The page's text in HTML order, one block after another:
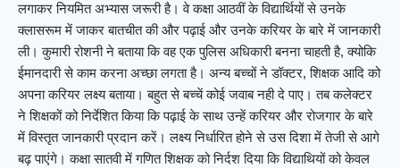
लगाकर नियमित अभ्यास जरूरी है। वे कक्षा आठवीं के विद्यार्थियों से उनके
क्लासरूम में जाकर बातचीत की और पढ़ाई और उनके करियर के बारे में जानकारी
ली। कुमारी रोशनी ने बताया कि वह एक पुलिस अधिकारी बनना चाहती है, क्योकि
ईमानदारी से काम करना अच्छा लगता है। अन्य बच्चों ने डॉक्टर, शिक्षक आदि को
अपना करियर लक्ष्य बताया। बहुत से बच्चें कोई जवाब नही दे पाए। तब कलेक्टर
ने शिक्षकों को निर्देशित किया कि पढ़ाई के साथ उन्हें करियर और रोजगार के बारे
में विस्तृत जानकारी प्रदान करें। लक्ष्य निर्धारित होने से उस दिशा में तेजी से आगे
बढ़ पाएंगे। कक्षा सातवी में गणित शिक्षक को निर्दश दिया कि विद्याथियों को केवल